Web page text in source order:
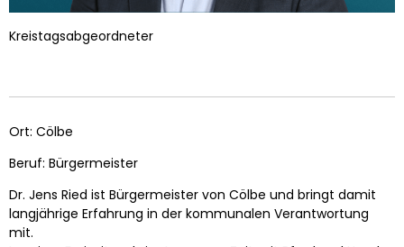
Kreistagsabgeordneter
Ort: Cölbe
Beruf: Bürgermeister
Dr. Jens Ried ist Bürgermeister von Cölbe und bringt damit
langjährige Erfahrung in der kommunalen Verantwortung
mit.